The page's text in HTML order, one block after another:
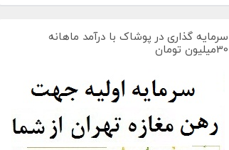
سرمایه گذاری در پوشاک با درآمد ماهانه
30میلیون تومان